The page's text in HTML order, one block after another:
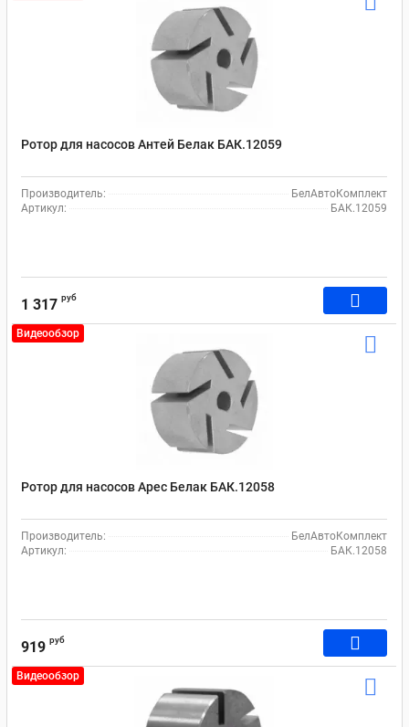
Ротор для насосов Антей Белак БАК.12059
Производитель:
БелАвтоКомплект
Артикул:
БАК.12059
1 317 руб
Видеообзор
Ротор для насосов Арес Белак БАК.12058
Производитель:
БелАвтоКомплект
Артикул:
БАК.12058
919 руб
Видеообзор